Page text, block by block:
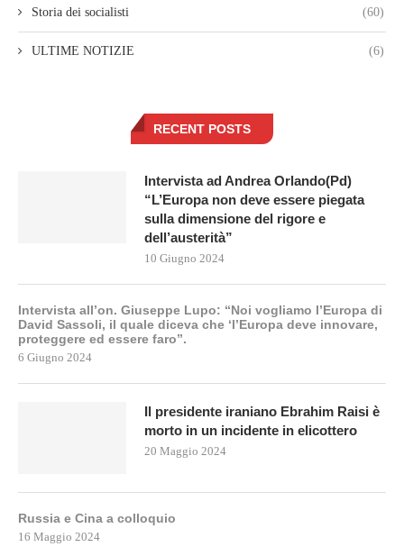
Storia dei socialisti (60)
ULTIME NOTIZIE (6)
RECENT POSTS
Intervista ad Andrea Orlando(Pd)
“L’Europa non deve essere piegata
sulla dimensione del rigore e
dell’austerità”
10 Giugno 2024
Intervista all’on. Giuseppe Lupo: “Noi vogliamo l’Europa di
David Sassoli, il quale diceva che ‘l’Europa deve innovare,
proteggere ed essere faro”.
6 Giugno 2024
Il presidente iraniano Ebrahim Raisi è
morto in un incidente in elicottero
20 Maggio 2024
Russia e Cina a colloquio
16 Maggio 2024